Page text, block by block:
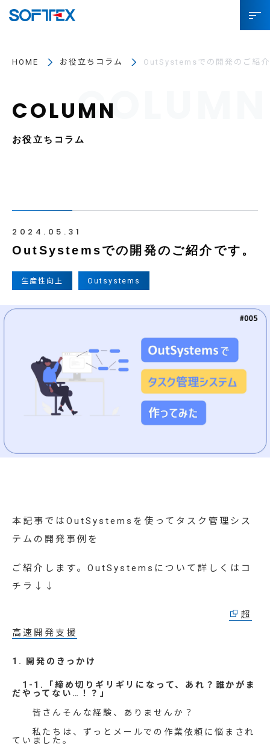
資料ダウンロード
お問い合わせ
システムでお悩みの方へ
ソフトテックスとは
プロジェクト事例
お役立ちコラム
IR情報
お知らせ
HOME お役立ちコラム OutSystemsでの開発のご紹
お役立ちコラム
2024.05.31
OutSystemsでの開発のご紹介です。
生産性向上 Outsystems
本記事ではOutSystemsを使ってタスク管理シス
テムの開発事例を
ご紹介します。OutSystemsについて詳しくはコ
チラ↓↓
超
高速開発支援
1. 開発のきっかけ
1-1.「締め切りギリギリになって、あれ？誰かがま
だやってない…！？」
皆さんそんな経験、ありませんか？
私たちは、ずっとメールでの作業依頼に悩まされ
ていました。